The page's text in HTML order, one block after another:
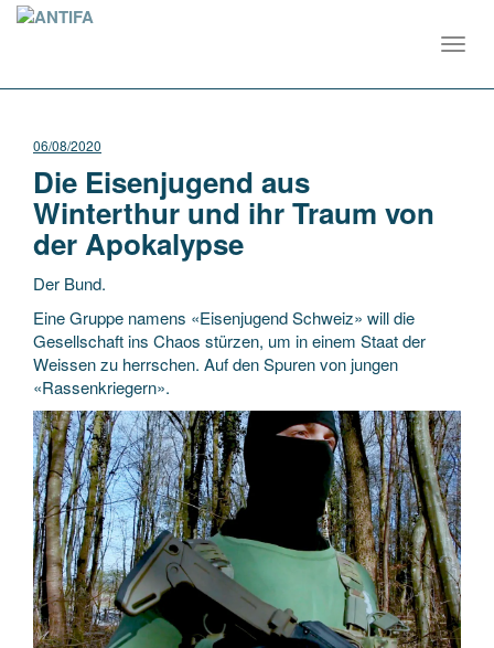
06/08/2020
Die Eisenjugend aus
Winterthur und ihr Traum von
der Apokalypse
Der Bund.
Eine Gruppe namens «Eisenjugend Schweiz» will die
Gesellschaft ins Chaos stürzen, um in einem Staat der
Weissen zu herrschen. Auf den Spuren von jungen
«Rassenkriegern».